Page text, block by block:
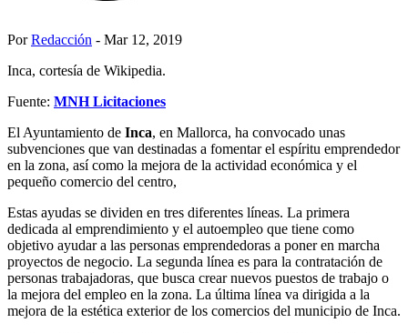
PorRedacción - Mar 12, 2019
Inca, cortesía de Wikipedia.
Fuente: MNH Licitaciones
El Ayuntamiento de Inca, en Mallorca, ha convocado unas
subvenciones que van destinadas a fomentar el espíritu emprendedor
en la zona, así como la mejora de la actividad económica y el
pequeño comercio del centro,
Estas ayudas se dividen en tres diferentes líneas. La primera
dedicada al emprendimiento y el autoempleo que tiene como
objetivo ayudar a las personas emprendedoras a poner en marcha
proyectos de negocio. La segunda línea es para la contratación de
personas trabajadoras, que busca crear nuevos puestos de trabajo o
la mejora del empleo en la zona. La última línea va dirigida a la
mejora de la estética exterior de los comercios del municipio de Inca.